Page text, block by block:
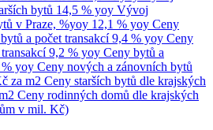
bytů 14,5 % yoy Vývoj
v Praze, %yoy 12,1 % yoy Ceny
a počet transakcí 9,4 % yoy Ceny
9,2 % yoy Ceny bytů a
yoy Ceny nových a zánovních bytů
za m2 Ceny starších bytů dle krajských
Ceny rodinných domů dle krajských
v mil. Kč)